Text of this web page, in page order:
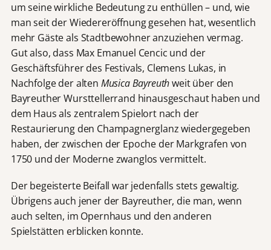
um seine wirkliche Bedeutung zu enthüllen – und, wie
man seit der Wiedereröffnung gesehen hat, wesentlich
mehr Gäste als Stadtbewohner anzuziehen vermag.
Gut also, dass Max Emanuel Cencic und der
Geschäftsführer des Festivals, Clemens Lukas, in
Nachfolge der alten Musica Bayreuthweit über den
Bayreuther Wursttellerrand hinausgeschaut haben und
dem Haus als zentralem Spielort nach der
Restaurierung den Champagnerglanz wiedergegeben
haben, der zwischen der Epoche der Markgrafen von
1750 und der Moderne zwanglos vermittelt.
Der begeisterte Beifall war jedenfalls stets gewaltig.
Übrigens auch jener der Bayreuther, die man, wenn
auch selten, im Opernhaus und den anderen
Spielstätten erblicken konnte.